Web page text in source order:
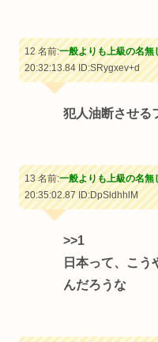
12 名前:一般よりも上級の名無
20:32:13.84ID:SRygxev+d
犯人油断させる
13 名前:一般よりも上級の名無
20:35:02.87ID:DpSldhhlM
>>1
日本って、こう
んだろうな